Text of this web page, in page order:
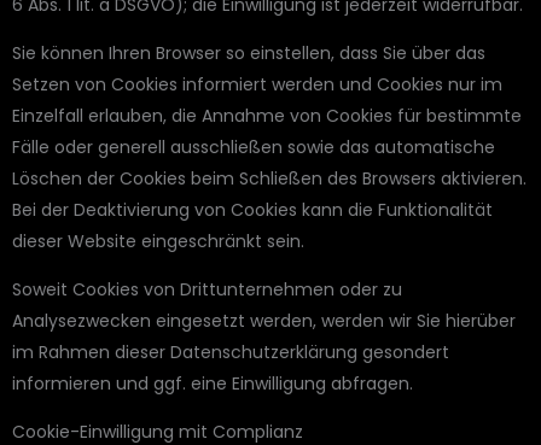
6 Abs. 1 lit. a DSGVO); die Einwilligung ist jederzeit widerrufbar.
Sie können Ihren Browser so einstellen, dass Sie über das
Setzen von Cookies informiert werden und Cookies nur im
Einzelfall erlauben, die Annahme von Cookies für bestimmte
Fälle oder generell ausschließen sowie das automatische
Löschen der Cookies beim Schließen des Browsers aktivieren.
Bei der Deaktivierung von Cookies kann die Funktionalität
dieser Website eingeschränkt sein.
Soweit Cookies von Drittunternehmen oder zu
Analysezwecken eingesetzt werden, werden wir Sie hierüber
im Rahmen dieser Datenschutzerklärung gesondert
informieren und ggf. eine Einwilligung abfragen.
Cookie-Einwilligung mit Complianz